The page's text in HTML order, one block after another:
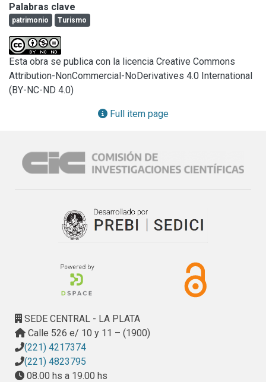
turismo, ya que los monumentos, centros históricos y
paisajes natural y cultural figuran entre los principales
atractivos para el desarrollo de la actividad. El turismo
puede ser definido como un fenómeno consistente en el
desplazamiento voluntario de personas y la permanencia
por un período determinado fuera de su lugar de residencia
habitual, debida a motivaciones de orden cultural, religioso,
familiar, laboral, etc., invirtiendo recursos que no provienen
de atractivos, de un viajero y del desplazamiento desde el
lugar de origen hacia el destino. (Párrafo extraído del texto a
Palabras clave
patrimonio Turismo
Esta obra se publica con la licencia Creative Commons
Attribution-NonCommercial-NoDerivatives 4.0 International
(BY-NC-ND 4.0)
Full item page
SEDE CENTRAL - LA PLATA
Calle 526 e/ 10 y 11 – (1900)
(221) 4217374
(221) 4823795
08.00 hs a 19.00 hs